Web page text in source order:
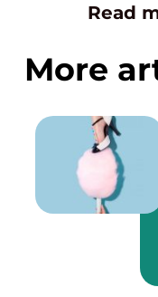
Read
More